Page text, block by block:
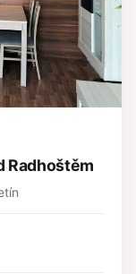
Radhoštěm